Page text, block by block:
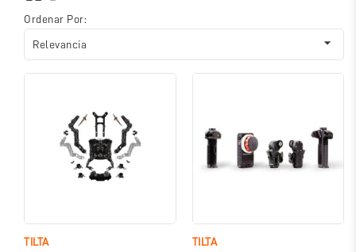
Ordenar Por:
Relevancia 
TILTA TILTA